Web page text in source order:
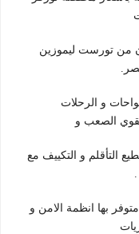
من تورست ليموزين
و الرحلات
الصعب و
التأقلم و التكييف مع
2021 , السيارة متوفر بها انظمة الامن و